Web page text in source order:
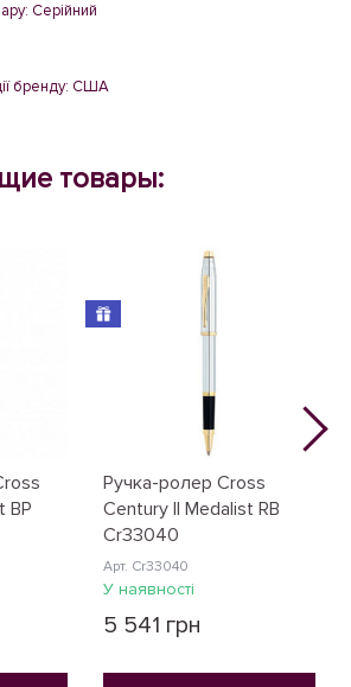
Серійний
бренду: США
товары:
BP
Ручка-ролер Cross
Century II Medalist RB
Cr33040
Арт. Cr33040
У наявності
5 541 грн